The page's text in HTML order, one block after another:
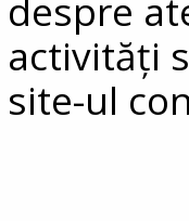
despre
activități
site-ul